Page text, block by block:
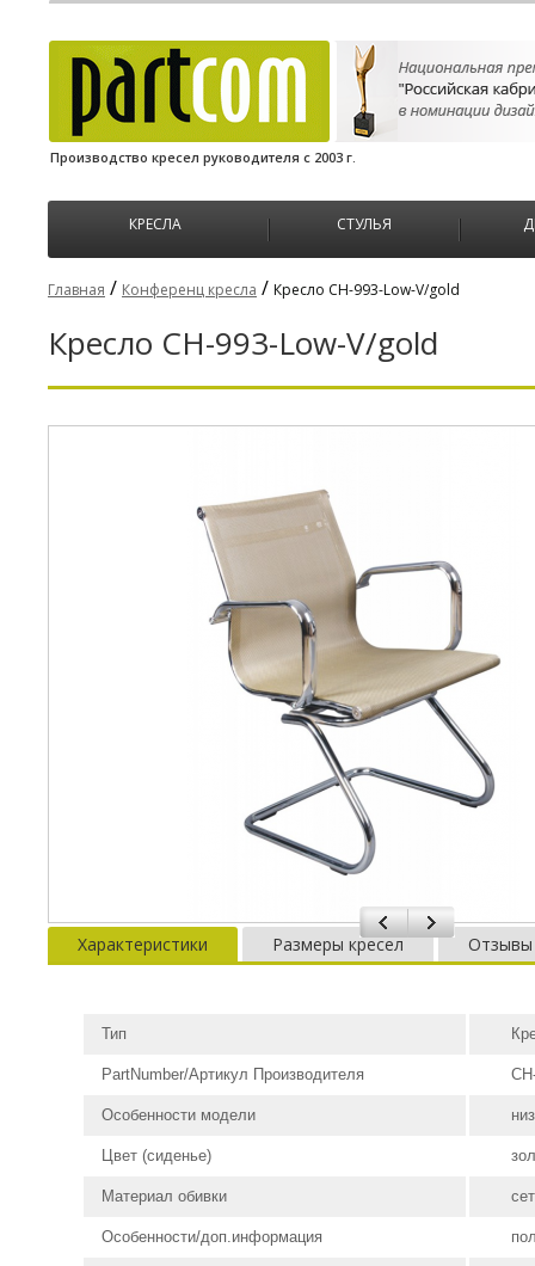
Производство кресел руководителя с 2003 г.
КРЕСЛА СТУЛЬЯ
Главная / Конференц кресла / Кресло CH-993-Low-V/gold
Кресло CH-993-Low-V/gold
Характеристики Размеры кресел Отзывы
Тип
PartNumber/Артикул Производителя
Особенности модели
Цвет (сиденье)
Материал обивки
Особенности/доп.информация